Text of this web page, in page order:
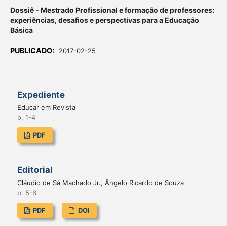
Dossiê - Mestrado Profissional e formação de professores:
experiências, desafios e perspectivas para a Educação
Básica
PUBLICADO: 2017-02-25
Expediente
Educar em Revista
p. 1-4
PDF
Editorial
Cláudio de Sá Machado Jr., Ângelo Ricardo de Souza
p. 5-6
PDF DOI